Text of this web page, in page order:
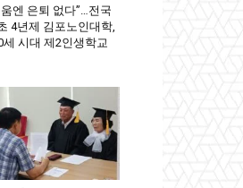
움엔 은퇴 없다”…전국
4년제 김포노인대학,
세 시대 제2인생학교